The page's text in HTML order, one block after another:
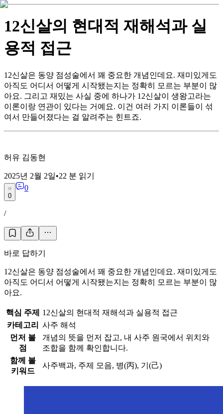
12신살의 현대적 재해석과 실
용적 접근
12신살은 동양 점성술에서 꽤 중요한 개념인데요. 재미있게도
아직도 어디서 어떻게 시작됐는지는 정확히 모르는 부분이 많
아요. 그리고 재밌는 사실 중에 하나가 12신살이 생왕고라는
이론이랑 연관이 있다는 거예요. 이건 여러 가지 이론들이 섞
여서 만들어졌다는 걸 알려주는 힌트죠.
허유 김동현
2025년 2월 2일•22 분 읽기
0
0
/
바로 답하기
12신살은 동양 점성술에서 꽤 중요한 개념인데요. 재미있게도
아직도 어디서 어떻게 시작됐는지는 정확히 모르는 부분이 많
아요.
핵심 주제
12신살의 현대적 재해석과 실용적 접근
카테고리
사주 해석
먼저 볼
점
개념의 뜻을 먼저 잡고, 내 사주 원국에서 위치와
조합을 함께 확인합니다.
함께 볼
키워드
사주백과, 주제 모음, 병(丙), 기(己)